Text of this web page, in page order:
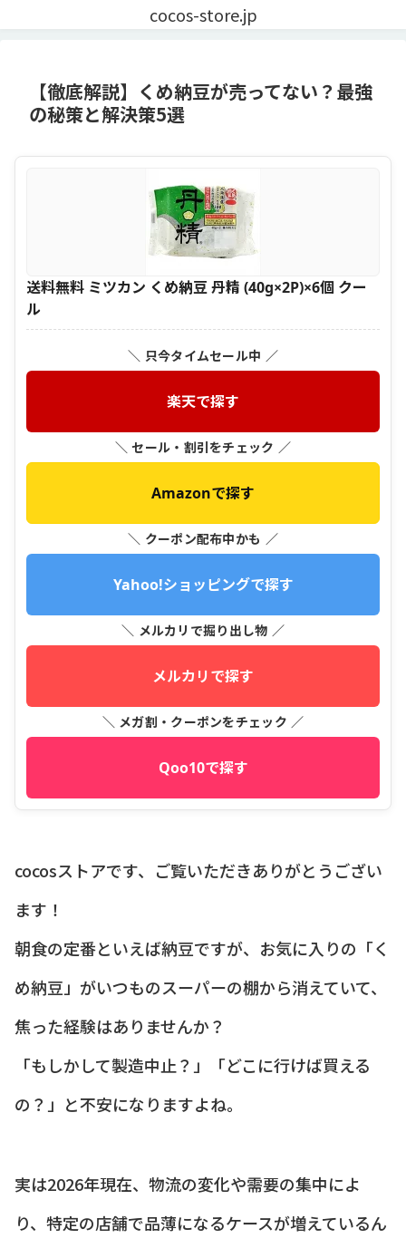
cocos-store.jp
【徹底解説】くめ納豆が売ってない？最強
の秘策と解決策5選
送料無料 ミツカン くめ納豆 丹精 (40g×2P)×6個 クー
ル
＼ 只今タイムセール中 ／
楽天で探す
＼ セール・割引をチェック ／
Amazonで探す
＼ クーポン配布中かも ／
Yahoo!ショッピングで探す
＼ メルカリで掘り出し物 ／
メルカリで探す
＼ メガ割・クーポンをチェック ／
Qoo10で探す
cocosストアです、ご覧いただきありがとうござい
ます！
朝食の定番といえば納豆ですが、お気に入りの「く
め納豆」がいつものスーパーの棚から消えていて、
焦った経験はありませんか？
「もしかして製造中止？」「どこに行けば買える
の？」と不安になりますよね。
実は2026年現在、物流の変化や需要の集中によ
り、特定の店舗で品薄になるケースが増えているん